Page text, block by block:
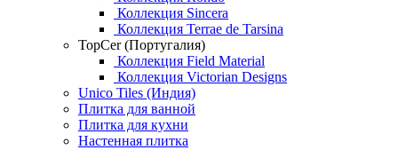
Коллекция Sincera
Коллекция Terrae de Tarsina
TopCer (Португалия)
Коллекция Field Material
Коллекция Victorian Designs
Unico Tiles (Индия)
Плитка для ванной
Плитка для кухни
Настенная плитка